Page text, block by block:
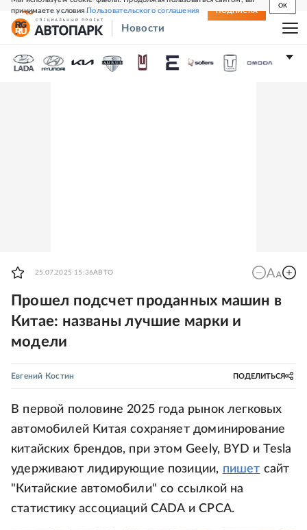
принимаете условияПользовательского соглашения
OK
СВЕЖИЙ НОМЕР ПОДПИСКА
Новости
25.07.2025 15:36АВТО
Прошел подсчет проданных машин в
Китае: названы лучшие марки и
модели
Евгений Костин ПОДЕЛИТЬСЯ
В первой половине 2025 года рынок легковых
автомобилей Китая сохраняет доминирование
китайских брендов, при этом Geely, BYD и Tesla
удерживают лидирующие позиции, пишет сайт
"Китайские автомобили" со ссылкой на
статистику ассоциаций CADA и CPCA.